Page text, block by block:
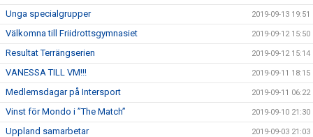
Unga specialgrupper 2019-09-13 19:51
Välkomna till Friidrottsgymnasiet 2019-09-12 15:50
Resultat Terrängserien 2019-09-12 15:14
VANESSA TILL VM!!! 2019-09-11 18:15
Medlemsdagar på Intersport 2019-09-11 06:22
Vinst för Mondo i ”The Match” 2019-09-10 21:30
Uppland samarbetar 2019-09-03 21:03